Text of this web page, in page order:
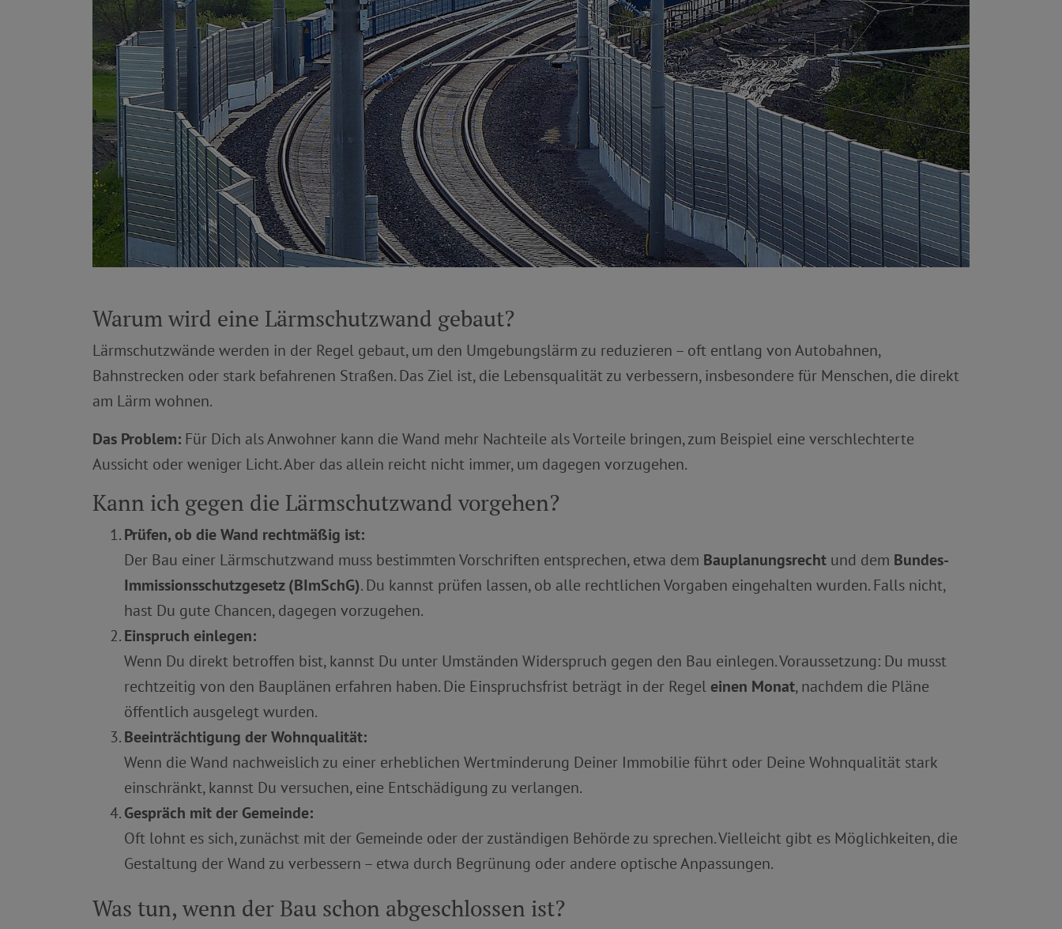
Warum wird eine Lärmschutzwand gebaut?
Lärmschutzwände werden in der Regel gebaut, um den Umgebungslärm zu reduzieren – oft entlang von Autobahnen,
Bahnstrecken oder stark befahrenen Straßen. Das Ziel ist, die Lebensqualität zu verbessern, insbesondere für Menschen, die direkt
am Lärm wohnen.
Das Problem: Für Dich als Anwohner kann die Wand mehr Nachteile als Vorteile bringen, zum Beispiel eine verschlechterte
Aussicht oder weniger Licht. Aber das allein reicht nicht immer, um dagegen vorzugehen.
Kann ich gegen die Lärmschutzwand vorgehen?
Prüfen, ob die Wand rechtmäßig ist:
Der Bau einer Lärmschutzwand muss bestimmten Vorschriften entsprechen, etwa dem Bauplanungsrecht und dem Bundes-
Immissionsschutzgesetz (BImSchG). Du kannst prüfen lassen, ob alle rechtlichen Vorgaben eingehalten wurden. Falls nicht,
hast Du gute Chancen, dagegen vorzugehen.
Einspruch einlegen:
Wenn Du direkt betroffen bist, kannst Du unter Umständen Widerspruch gegen den Bau einlegen. Voraussetzung: Du musst
rechtzeitig von den Bauplänen erfahren haben. Die Einspruchsfrist beträgt in der Regeleinen Monat, nachdem die Pläne
öffentlich ausgelegt wurden.
Beeinträchtigung der Wohnqualität:
Wenn die Wand nachweislich zu einer erheblichen Wertminderung Deiner Immobilie führt oder Deine Wohnqualität stark
einschränkt, kannst Du versuchen, eine Entschädigung zu verlangen.
Gespräch mit der Gemeinde:
Oft lohnt es sich, zunächst mit der Gemeinde oder der zuständigen Behörde zu sprechen. Vielleicht gibt es Möglichkeiten, die
Gestaltung der Wand zu verbessern – etwa durch Begrünung oder andere optische Anpassungen.
Was tun, wenn der Bau schon abgeschlossen ist?